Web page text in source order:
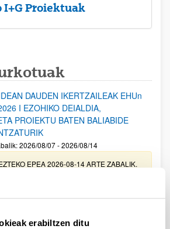
erabiltzen ditu
I+G Proiektuak
DAUDEN IKERTZAILEAK EHUn
I EZOHIKO DEIALDIA,
PROIEKTU BATEN BALIABIDE
2026/08/07 - 2026/08/14
EPEA 2026-08-14 ARTE ZABALIK.
Zientifikoa eta Funts Bibliografikoak